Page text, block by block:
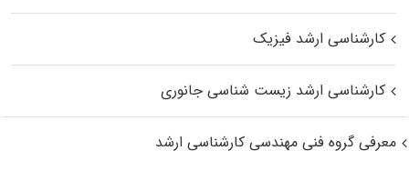
کارشناسی ارشد فیزیک
کارشناسی ارشد زیست‌ شناسی جانوری
معرفی گروه فنی مهندسی کارشناسی ارشد